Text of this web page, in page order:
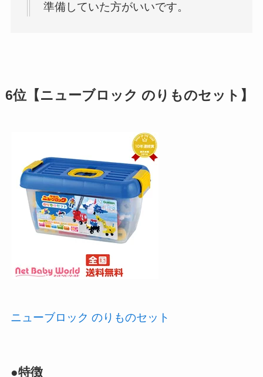
準備していた方がいいです。
6位【ニューブロック のりものセット】
ニューブロック のりものセット
●特徴